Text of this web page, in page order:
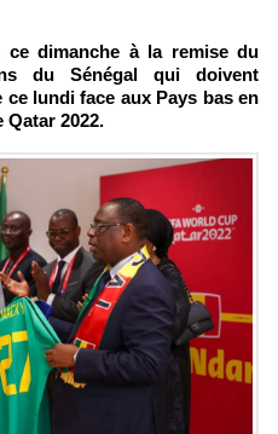
dimanche à la remise du
du Sénégal qui doivent
lundi face aux Pays bas en
Qatar 2022.